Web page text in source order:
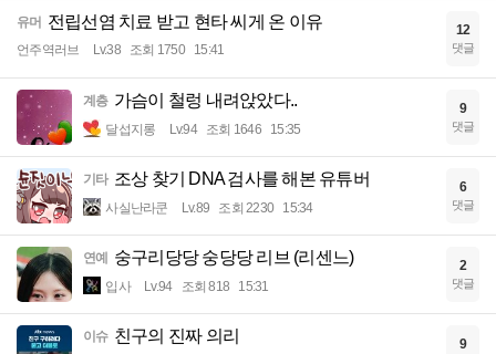
유머 전립선염 치료 받고 현타 씨게 온 이유
언주역러브 Lv.38 조회 1750 15:41
12
댓글
계층 가슴이 철렁 내려앉았다..
달섭지롱 Lv.94 조회 1646 15:35
9
댓글
기타 조상 찾기 DNA 검사를 해본 유튜버
사실난라쿤 Lv.89 조회 2230 15:34
6
댓글
연예 숭구리당당 숭당당 리브 (리센느)
입사 Lv.94 조회 818 15:31
2
댓글
이슈 친구의 진짜 의리 9